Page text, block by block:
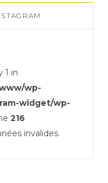
1 in
wp-
widget/wp-
216
invalides.